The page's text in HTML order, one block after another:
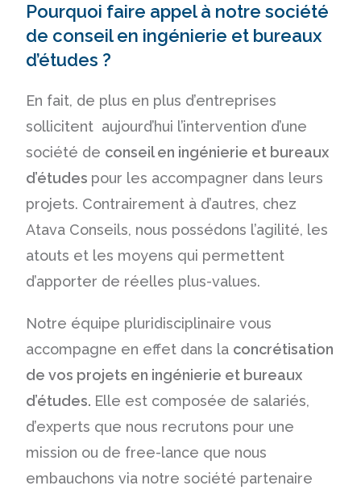
Pourquoi faire appel à notre société
de conseil en ingénierie et bureaux
d’études ?
En fait, de plus en plus d’entreprises
sollicitent aujourd’hui l’intervention d’une
société de conseil en ingénierie et bureaux
d’études pour les accompagner dans leurs
projets. Contrairement à d’autres, chez
Atava Conseils, nous possédons l’agilité, les
atouts et les moyens qui permettent
d’apporter de réelles plus-values.
Notre équipe pluridisciplinaire vous
accompagne en effet dans la concrétisation
de vos projets en ingénierie et bureaux
d’études. Elle est composée de salariés,
d’experts que nous recrutons pour une
mission ou de free-lance que nous
embauchons via notresociété partenaire